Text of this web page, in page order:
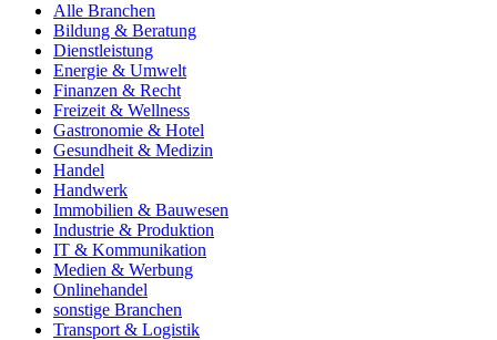
Alle Branchen
Bildung & Beratung
Dienstleistung
Energie & Umwelt
Finanzen & Recht
Freizeit & Wellness
Gastronomie & Hotel
Gesundheit & Medizin
Handel
Handwerk
Immobilien & Bauwesen
Industrie & Produktion
IT & Kommunikation
Medien & Werbung
Onlinehandel
sonstige Branchen
Transport & Logistik